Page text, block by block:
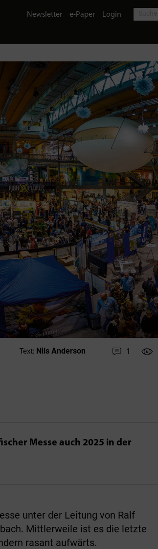
Newsletter e-Paper Login
Text: Nils Anderson 1
Messe auch 2025 in der
unter der Leitung von Ralf
Mittlerweile ist es die letzte
rasant aufwärts.